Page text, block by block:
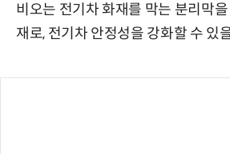
비오는 전기차 화재를 막는 분리막
재로, 전기차 안정성을 강화할 수 있